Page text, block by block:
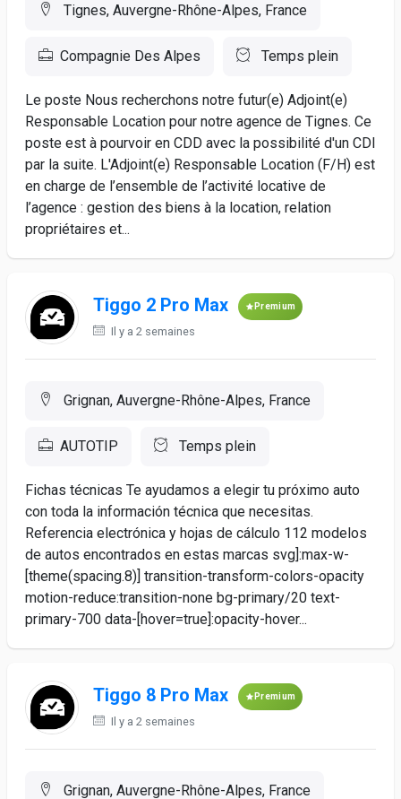
Tignes, Auvergne-Rhône-Alpes, France
Compagnie Des Alpes Temps plein
Le poste Nous recherchons notre futur(e) Adjoint(e)
Responsable Location pour notre agence de Tignes. Ce
poste est à pourvoir en CDD avec la possibilité d'un CDI
par la suite. L'Adjoint(e) Responsable Location (F/H) est
en charge de l’ensemble de l’activité locative de
l’agence : gestion des biens à la location, relation
propriétaires et...
Tiggo 2 Pro Max Premium
Il y a 2 semaines
Grignan, Auvergne-Rhône-Alpes, France
AUTOTIP Temps plein
Fichas técnicas Te ayudamos a elegir tu próximo auto
con toda la información técnica que necesitas.
Referencia electrónica y hojas de cálculo 112 modelos
de autos encontrados en estas marcas svg]:max-w-
[theme(spacing.8)] transition-transform-colors-opacity
motion-reduce:transition-none bg-primary/20 text-
primary-700 data-[hover=true]:opacity-hover...
Tiggo 8 Pro Max Premium
Il y a 2 semaines
Grignan, Auvergne-Rhône-Alpes, France